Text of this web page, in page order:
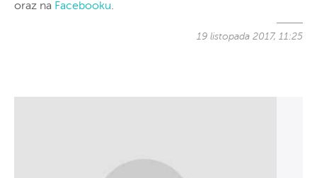
oraz na Facebooku.
19 listopada 2017, 11:25